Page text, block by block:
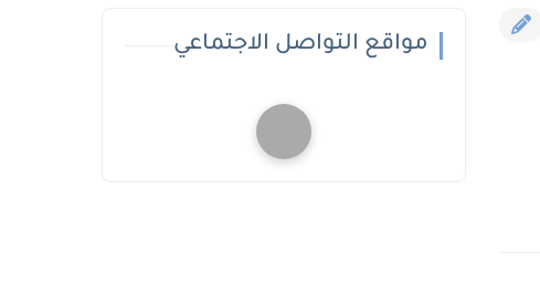
مواقع التواصل الاجتماعي